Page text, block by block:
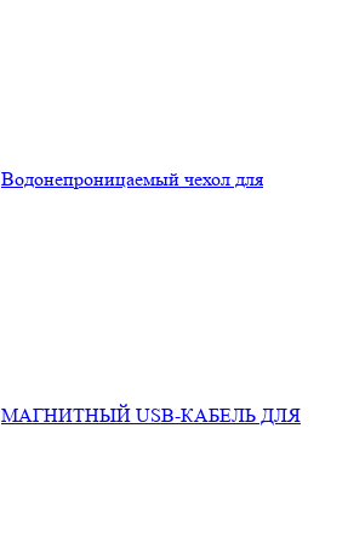
Водонепроницаемый чехол для
МАГНИТНЫЙ USB-КАБЕЛЬ ДЛЯ